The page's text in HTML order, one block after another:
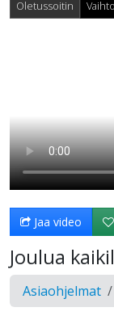
Oletussoitin
Jaa video
Joulua
Asiaohjelmat